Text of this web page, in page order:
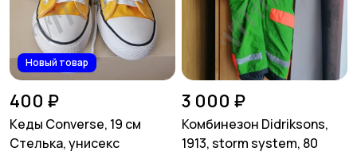
Новый товар
400 ₽
Кеды Converse, 19 см
Стелька, унисекс
3 000 ₽
Комбинезон Didriksons,
1913, storm system, 80